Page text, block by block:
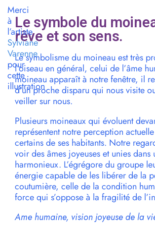
Le symbole du
rêve et son sens.
Le symbolisme du moineau est très
l’oiseau en général, celui de l’âme
moineau apparaît à notre fenêtre, il
d’un proche disparu qui nous visite
veiller sur nous.
Plusieurs moineaux qui évoluent
représentent notre perception
certains de ses habitants. Notre
voir des âmes joyeuses et unies dans
harmonieux. L’égrégore du groupe
énergie capable de les libérer de la
coutumière, celle de la condition
force qui s’oppose à la fragilité de
Ame humaine, vision joyeuse de la
Merci
à
l’artiste
Sylviane
Varenne
pour
cette
illustration